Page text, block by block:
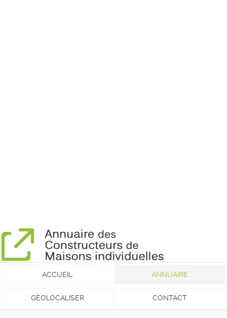
ACCUEIL ANNUAIRE
GÉOLOCALISER CONTACT